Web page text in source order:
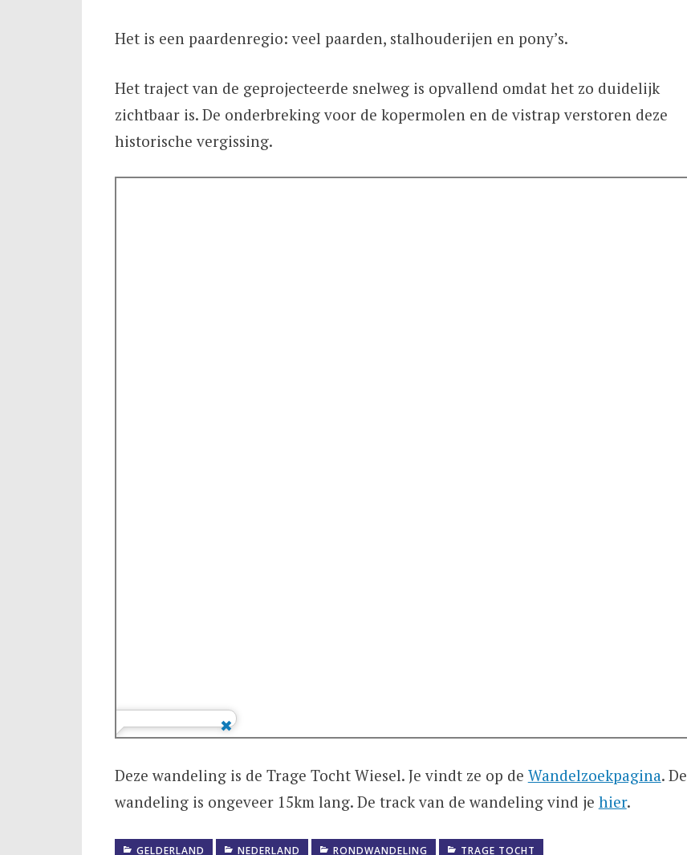
Het is een paardenregio: veel paarden, stalhouderijen en pony’s.
Het traject van de geprojecteerde snelweg is opvallend omdat het zo duidelijk
zichtbaar is. De onderbreking voor de kopermolen en de vistrap verstoren deze
historische vergissing.
Deze wandeling is de Trage Tocht Wiesel. Je vindt ze op de Wandelzoekpagina. De
wandeling is ongeveer 15km lang. De track van de wandeling vind je hier.
GELDERLAND NEDERLAND RONDWANDELING TRAGE TOCHT